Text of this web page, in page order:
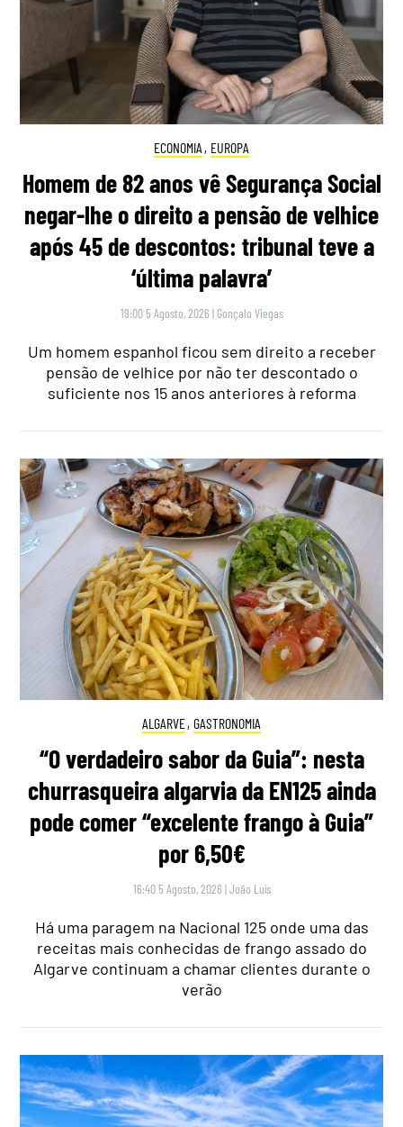
ECONOMIA , EUROPA
Homem de 82 anos vê Segurança Social
negar-lhe o direito a pensão de velhice
após 45 de descontos: tribunal teve a
‘última palavra’
19:00 5 Agosto, 2026 | Gonçalo Viegas
Um homem espanhol ficou sem direito a receber
pensão de velhice por não ter descontado o
suficiente nos 15 anos anteriores à reforma
ALGARVE, GASTRONOMIA
“O verdadeiro sabor da Guia”: nesta
churrasqueira algarvia da EN125 ainda
pode comer “excelente frango à Guia”
por 6,50€
16:40 5 Agosto, 2026 |João Luís
Há uma paragem na Nacional 125 onde uma das
receitas mais conhecidas de frango assado do
Algarve continuam a chamar clientes durante o
verão